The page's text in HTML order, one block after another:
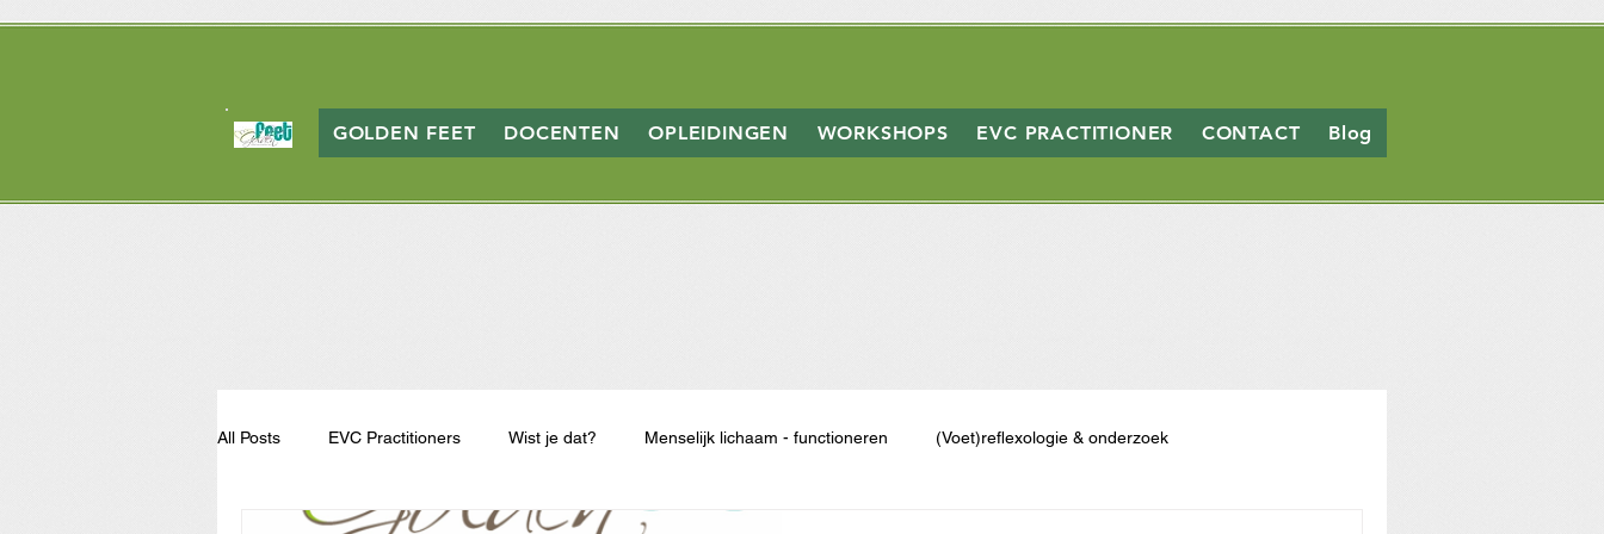
GOLDEN FEET DOCENTEN OPLEIDINGEN WORKSHOPS EVC PRACTITIONER CONTACT Blog
All Posts EVC Practitioners Wist je dat? Menselijk lichaam - functioneren (Voet)reflexologie & onderzoek